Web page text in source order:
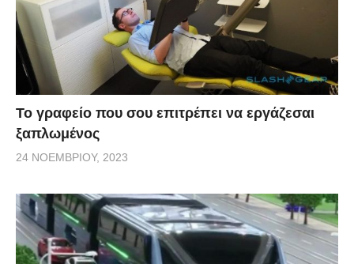
Το γραφείο που σου επιτρέπει να εργάζεσαι
ξαπλωμένος
24 ΝΟΕΜΒΡΊΟΥ, 2023